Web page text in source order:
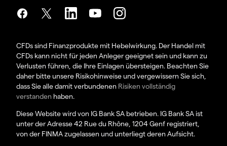
CFDs sind Finanzprodukte mit Hebelwirkung. Der Handel mit
CFDs kann nicht für jeden Anleger geeignet sein und kann zu
Verlusten führen, die Ihre Einlagen übersteigen. Beachten Sie
daher bitte unsere Risikohinweise und vergewissern Sie sich,
dass Sie alle damit verbundenen Risiken vollständig
verstanden haben.
Diese Website wird von IG Bank SA betrieben. IG Bank SA ist
unter der Adresse 42 Rue du Rhône, 1204 Genf registriert,
von der FINMA zugelassen und unterliegt deren Aufsicht.